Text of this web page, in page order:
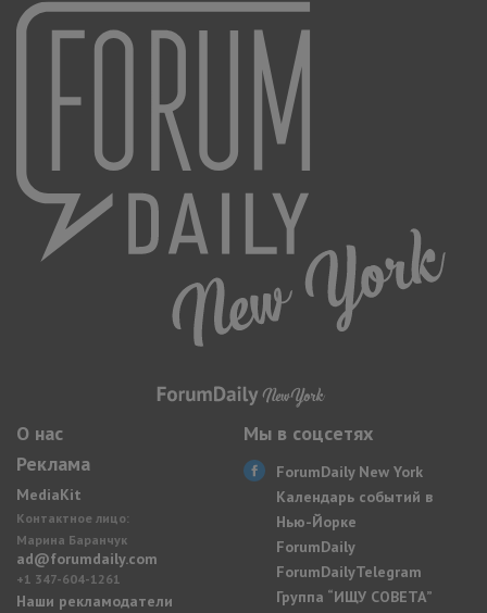
О нас
Реклама
MediaKit
Контактное лицо:
Марина Баранчук
ad@forumdaily.com
+1 347-604-1261
Наши рекламодатели
Мы в соцсетях
ForumDaily New York
Календарь событий в
Нью-Йорке
ForumDaily
ForumDailyTelegram
Группа “ИЩУ СОВЕТА”